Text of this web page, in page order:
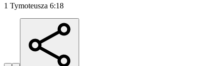
1 Tymoteusza 6:18